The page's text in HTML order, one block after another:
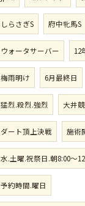
しらさぎS 府中牝馬S
ウォータサーバー 12
梅雨明け 6月最終日
猛烈.殺烈.強烈 大井
ダート頂上決戦 施術
水.土曜.祝祭日.朝8:00〜
予約時間.曜日